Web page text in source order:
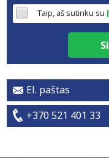
Taip, aš sutinku su
El. paštas
+370 521 401 33